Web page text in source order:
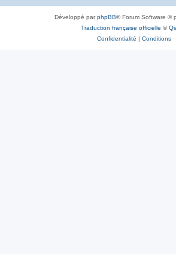
Développé parphpBB® Forum Software ©
Traduction française officielle ©
Confidentialité | Conditions